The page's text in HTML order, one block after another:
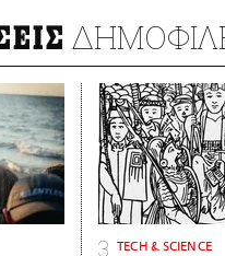
ΤECH & SCIENCE